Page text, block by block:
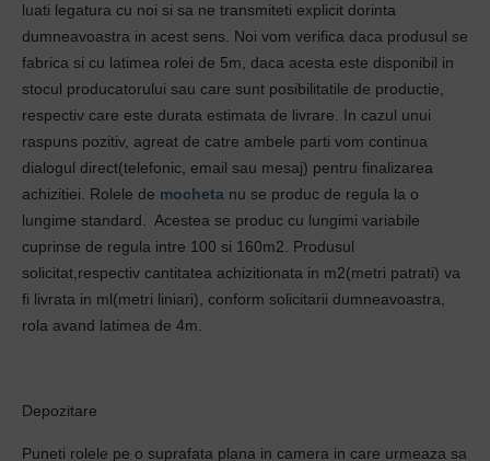
luati legatura cu noi si sa ne transmiteti explicit dorinta
dumneavoastra in acest sens. Noi vom verifica daca produsul se
fabrica si cu latimea rolei de 5m, daca acesta este disponibil in
stocul producatorului sau care sunt posibilitatile de productie,
respectiv care este durata estimata de livrare. In cazul unui
raspuns pozitiv, agreat de catre ambele parti vom continua
dialogul direct(telefonic, email sau mesaj) pentru finalizarea
achizitiei. Rolele de mocheta nu se produc de regula la o
lungime standard. Acestea se produc cu lungimi variabile
cuprinse de regula intre 100 si 160m2. Produsul
solicitat,respectiv cantitatea achizitionata in m2(metri patrati) va
fi livrata in ml(metri liniari), conform solicitarii dumneavoastra,
rola avand latimea de 4m.
Depozitare
Puneti rolele pe o suprafata plana in camera in care urmeaza sa